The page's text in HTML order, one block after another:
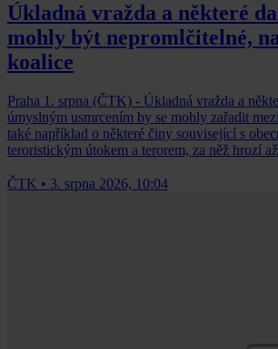
Úkladná vražda a některé
mohly být nepromlčitelné,
koalice
Praha 1. srpna (ČTK) - Úkladná vražda a
úmyslným usmrcením by se mohly zařadit
také například o některé činy související s
teroristickým útokem a terorem, za něž hrozí
ČTK • 3. srpna 2026, 10:04